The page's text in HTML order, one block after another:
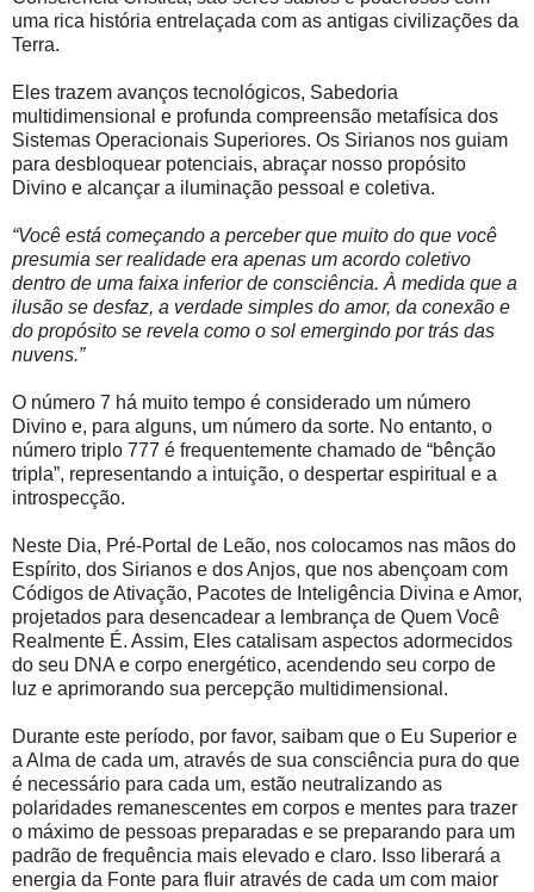
uma rica história entrelaçada com as antigas civilizações da
Terra.
Eles trazem avanços tecnológicos, Sabedoria
multidimensional e profunda compreensão metafísica dos
Sistemas Operacionais Superiores. Os Sirianos nos guiam
para desbloquear potenciais, abraçar nosso propósito
Divino e alcançar a iluminação pessoal e coletiva.
“Você está começando a perceber que muito do que você
presumia ser realidade era apenas um acordo coletivo
dentro de uma faixa inferior de consciência. À medida que a
ilusão se desfaz, a verdade simples do amor, da conexão e
do propósito se revela como o sol emergindo por trás das
nuvens.”
O número 7 há muito tempo é considerado um número
Divino e, para alguns, um número da sorte. No entanto, o
número triplo 777 é frequentemente chamado de “bênção
tripla”, representando a intuição, o despertar espiritual e a
introspecção.
Neste Dia, Pré-Portal de Leão, nos colocamos nas mãos do
Espírito, dos Sirianos e dos Anjos, que nos abençoam com
Códigos de Ativação, Pacotes de Inteligência Divina e Amor,
projetados para desencadear a lembrança de Quem Você
Realmente É. Assim, Eles catalisam aspectos adormecidos
do seu DNA e corpo energético, acendendo seu corpo de
luz e aprimorando sua percepção multidimensional.
Durante este período, por favor, saibam que o Eu Superior e
a Alma de cada um, através de sua consciência pura do que
é necessário para cada um, estão neutralizando as
polaridades remanescentes em corpos e mentes para trazer
o máximo de pessoas preparadas e se preparando para um
padrão de frequência mais elevado e claro. Isso liberará a
energia da Fonte para fluir através de cada um com maior